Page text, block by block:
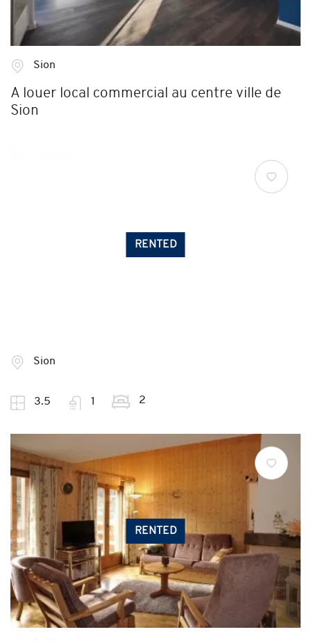
Sion
A louer local commercial au centre ville de
Sion
RENTED
Sion
3.5 1 2
RENTED